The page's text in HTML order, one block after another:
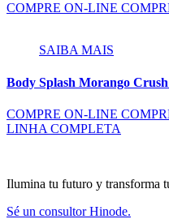
COMPRE ON-LINE
SAIBA MAIS
Body Splash Morango
COMPRE ON-LINE
LINHA COMPLETA
Ilumina tu futuro y transforma
Sé un consultor Hinode.